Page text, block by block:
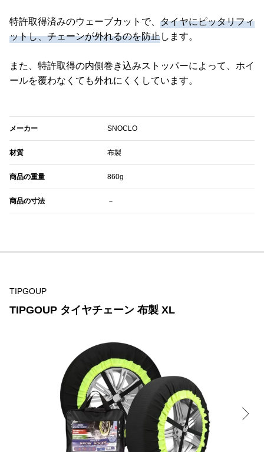
特許取得済みのウェーブカットで、 タイヤにピッタリフィ
ットし、チェーンが外れるのを防止します。
また、特許取得の内側巻き込みストッパーによって、ホイ
ールを覆わなくても外れにくくしています。
メーカー ‎SNOCLO
材質 布製
商品の重量 860g
商品の寸法 －
TIPGOUP
TIPGOUP タイヤチェーン 布製 XL